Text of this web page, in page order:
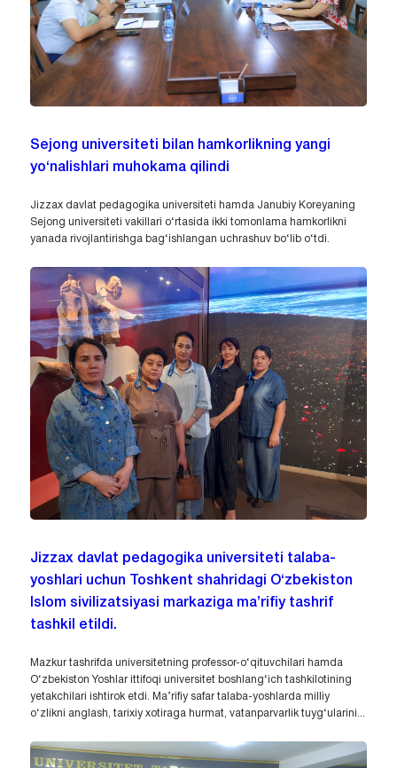
Sejong universiteti bilan hamkorlikning yangi
yo‘nalishlari muhokama qilindi
Jizzax davlat pedagogika universiteti hamda Janubiy Koreyaning
Sejong universiteti vakillari o‘rtasida ikki tomonlama hamkorlikni
yanada rivojlantirishga bag‘ishlangan uchrashuv bo‘lib o‘tdi.
Jizzax davlat pedagogika universiteti talaba-
yoshlari uchun Toshkent shahridagi O‘zbekiston
Islom sivilizatsiyasi markaziga ma’rifiy tashrif
tashkil etildi.
Mazkur tashrifda universitetning professor-o‘qituvchilari hamda
O‘zbekiston Yoshlar ittifoqi universitet boshlang‘ich tashkilotining
yetakchilari ishtirok etdi. Ma’rifiy safar talaba-yoshlarda milliy
o‘zlikni anglash, tarixiy xotiraga hurmat, vatanparvarlik tuyg‘ularini...